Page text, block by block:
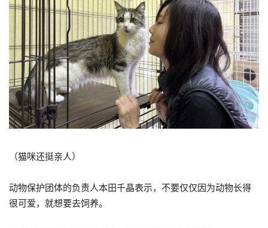
（猫咪还挺亲人）
动物保护团体的负责人本田千晶表示，不要仅仅因为动物长得
很可爱，就想要去饲养。